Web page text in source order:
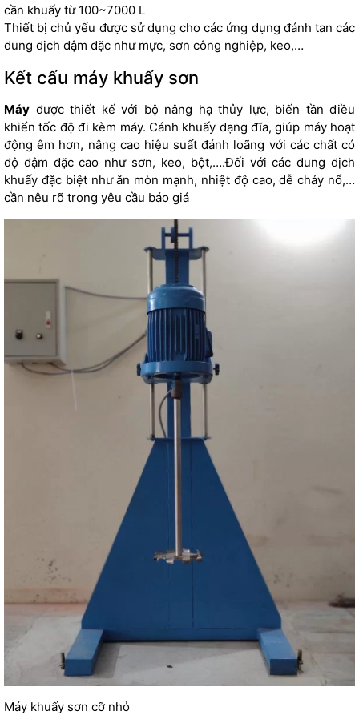
cần khuấy từ 100~7000 L
Thiết bị chủ yếu được sử dụng cho các ứng dụng đánh tan các
dung dịch đậm đặc như mực, sơn công nghiệp, keo,…
Kết cấu máy khuấy sơn
Máy được thiết kế với bộ nâng hạ thủy lực, biến tần điều
khiển tốc độ đi kèm máy. Cánh khuấy dạng đĩa, giúp máy hoạt
động êm hơn, nâng cao hiệu suất đánh loãng với các chất có
độ đậm đặc cao như sơn, keo, bột,….Đối với các dung dịch
khuấy đặc biệt như ăn mòn mạnh, nhiệt độ cao, dễ cháy nổ,…
cần nêu rõ trong yêu cầu báo giá
Máy khuấy sơn cỡ nhỏ